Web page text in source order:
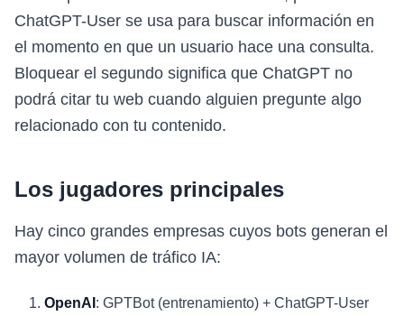
ChatGPT-User se usa para buscar información en
el momento en que un usuario hace una consulta.
Bloquear el segundo significa que ChatGPT no
podrá citar tu web cuando alguien pregunte algo
relacionado con tu contenido.
Los jugadores principales
Hay cinco grandes empresas cuyos bots generan el
mayor volumen de tráfico IA:
OpenAI : GPTBot (entrenamiento) + ChatGPT-User